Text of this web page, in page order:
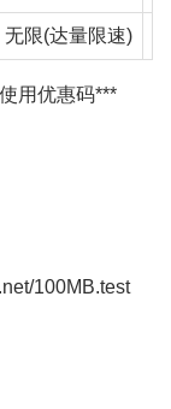
无限(达量限速)
用优惠码***
100MB.test